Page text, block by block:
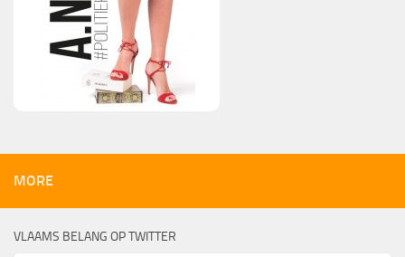
MORE
VLAAMS BELANG OP TWITTER